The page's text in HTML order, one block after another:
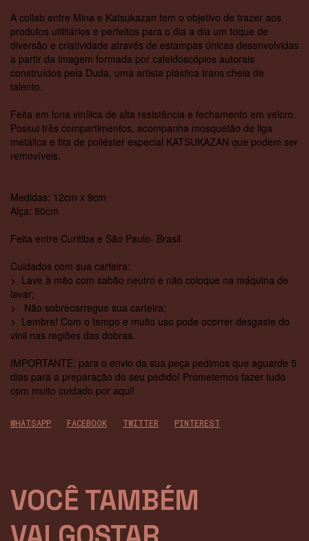
A collab entre Mina e Katsukazan tem o objetivo de trazer aos
produtos utilitários e perfeitos para o dia a dia um toque de
diversão e criatividade através de estampas únicas desenvolvidas
a partir da imagem formada por caleidoscópios autorais
construídos pela Duda, uma artista plástica trans cheia de
talento.
Feita em lona vinílica de alta resistência e fechamento em velcro.
Possui três compartimentos, acompanha mosquetão de liga
metálica e fita de poliéster especial KATSUKAZAN que podem ser
removíveis.
Medidas: 12cm x 9cm
Alça: 80cm
Feita entre Curitiba e São Paulo- Brasil
Cuidados com sua carteira:
> Lave à mão com sabão neutro e não coloque na máquina de
lavar;
> Não sobrecarregue sua carteira;
> Lembre! Com o tempo e muito uso pode ocorrer desgaste do
vinil nas regiões das dobras.
IMPORTANTE: para o envio da sua peça pedimos que aguarde 5
dias para a preparação do seu pedido! Prometemos fazer tudo
com muito cuidado por aqui!
WHATSAPP FACEBOOK TWITTER PINTEREST
VOCÊ TAMBÉM